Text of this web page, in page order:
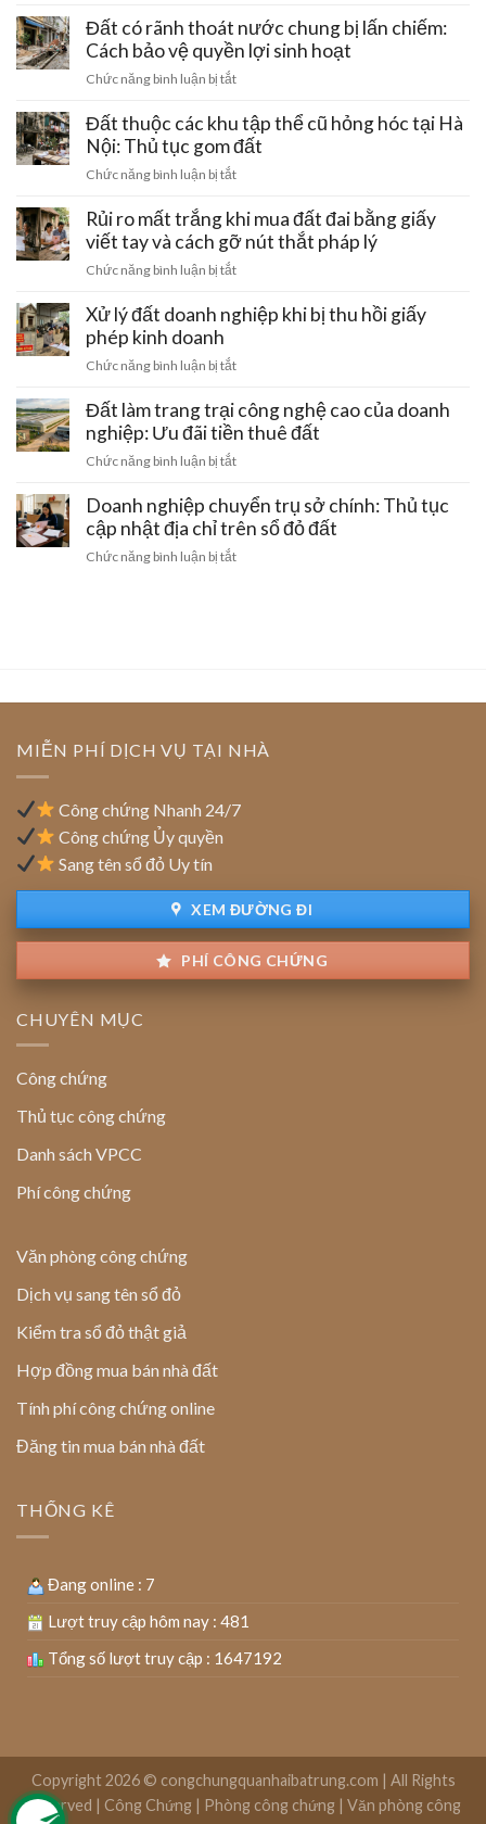
bẫy
mất
trắng
cọc
Hồ
Tây
Vì:
Lưu
ý
pháp
đầu
tư
dính
đường
điện
cao
220kV
đi
chế
xây
dựng
Đất có rãnh thoát nước chung bị lấn chiếm:
Cách bảo vệ quyền lợi sinh hoạt
Chức năng bình luận bị tắtở
có
rãnh
nước
bị
lấn
bảo
vệ
lợi
hoạt
Đất thuộc các khu tập thể cũ hỏng hóc tại Hà
Nội: Thủ tục gom đất
Chức năng bình luận bị tắtở
thuộc
các
tập
cũ
Hà
Nội:
Thủ
tục
đất
Rủi ro mất trắng khi mua đất đai bằng giấy
viết tay và cách gỡ nút thắt pháp lý
Chức năng bình luận bị tắtở
ro
khi
đất
đai
viết
tay
và
cách
Xử lý đất doanh nghiệp khi bị thu hồi giấy
phép kinh doanh
Chức năng bình luận bị tắtở
lý
đất
nghiệp
bị
thu
Đất làm trang trại công nghệ cao của doanh
nghiệp: Ưu đãi tiền thuê đất
Chức năng bình luận bị tắtở
làm
trang
công
đãi
thuê
Doanh nghiệp chuyển trụ sở chính: Thủ tục
cập nhật địa chỉ trên sổ đỏ đất
Chức năng bình luận bị tắtở
Thủ
cập
nhật
chỉ
MIỄN PHÍ DỊCH VỤ TẠI NHÀ
Công chứng Nhanh 24/7
Công chứng Ủy quyền
Sang tên sổ đỏ Uy tín
XEM ĐƯỜNG ĐI
PHÍ CÔNG CHỨNG
CHUYÊN MỤC
Công chứng
Thủ tục công chứng
Danh sách VPCC
Phí công chứng
Văn phòng công chứng
Dịch vụ sang tên sổ đỏ
Kiểm tra sổ đỏ thật giả
Hợp đồng mua bán nhà đất
Tính phí công chứng online
Đăng tin mua bán nhà đất
THỐNG KÊ
Đang online : 7
Lượt truy cập hôm nay : 481
Tổng số lượt truy cập : 1647192
Copyright 2026 © congchungquanhaibatrung.com | All Rights
Reserved | Công Chứng | Phòng công chứng | Văn phòng công